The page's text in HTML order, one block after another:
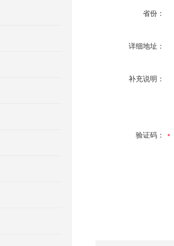
省份：
详细地址：
补充说明：
验证码：